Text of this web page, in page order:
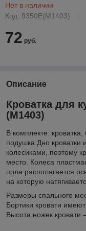
Нет в наличии
Код: 9350E(М1403)
72 руб.
Описание
Кроватка для
(М1403)
В комплекте:
подушка.Дно кроватки
колесиками, поэтому
место. Колеса
пола располагается
на которую
Размеры спального
Бортики кровати
Высота ножек кровати